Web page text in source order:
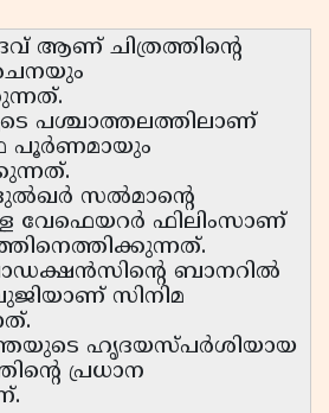
ആണ് ചിത്രത്തിന്റെ
പശ്ചാത്തലത്തിലാണ്
പൂർണമായും
സൽമാന്റെ
വേഫെയറർ ഫിലിംസാണ്
ബാനറിൽ
സിനിമ
ഹൃദയസ്പർശിയായ
പ്രധാന